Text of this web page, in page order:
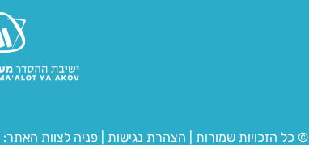
© כל הזכויות שמורות הצהרת נגישות פניה לצוות האתר: